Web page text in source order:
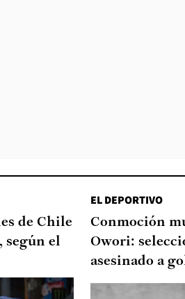
de Chile
según el
EL DEPORTIVO
Conmoción
Owori:
asesinado a